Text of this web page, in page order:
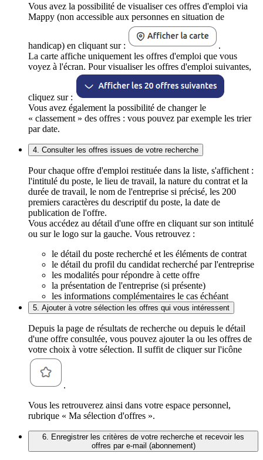
Vous avez la possibilité de visualiser ces offres d'emploi via
Mappy (non accessible aux personnes en situation de
handicap) en cliquant sur :
.
La carte affiche uniquement les offres d'emploi que vous
voyez à l'écran. Pour visualiser les offres d'emploi suivantes,
cliquez sur :
Vous avez également la possibilité de changer le
« classement » des offres : vous pouvez par exemple les trier
par date.
4. Consulter les offres issues de votre recherche
Pour chaque offre d'emploi restituée dans la liste, s'affichent :
l'intitulé du poste, le lieu de travail, la nature du contrat et la
durée de travail, le nom de l'entreprise si précisé, les 200
premiers caractères du descriptif du poste, la date de
publication de l'offre.
Vous accédez au détail d'une offre en cliquant sur son intitulé
ou sur le logo sur la gauche. Vous retrouvez :
le détail du poste recherché et les éléments de contrat
le détail du profil du candidat recherché par l'entreprise
les modalités pour répondre à cette offre
la présentation de l'entreprise (si présente)
les informations complémentaires le cas échéant
5. Ajouter à votre sélection les offres qui vous intéressent
Depuis la page de résultats de recherche ou depuis le détail
d'une offre consultée, vous pouvez ajouter la ou les offres de
votre choix à votre sélection. Il suffit de cliquer sur l'icône
.
Vous les retrouverez ainsi dans votre espace personnel,
rubrique « Ma sélection d'offres ».
6. Enregistrer les critères de votre recherche et recevoir les
offres par e-mail (abonnement)